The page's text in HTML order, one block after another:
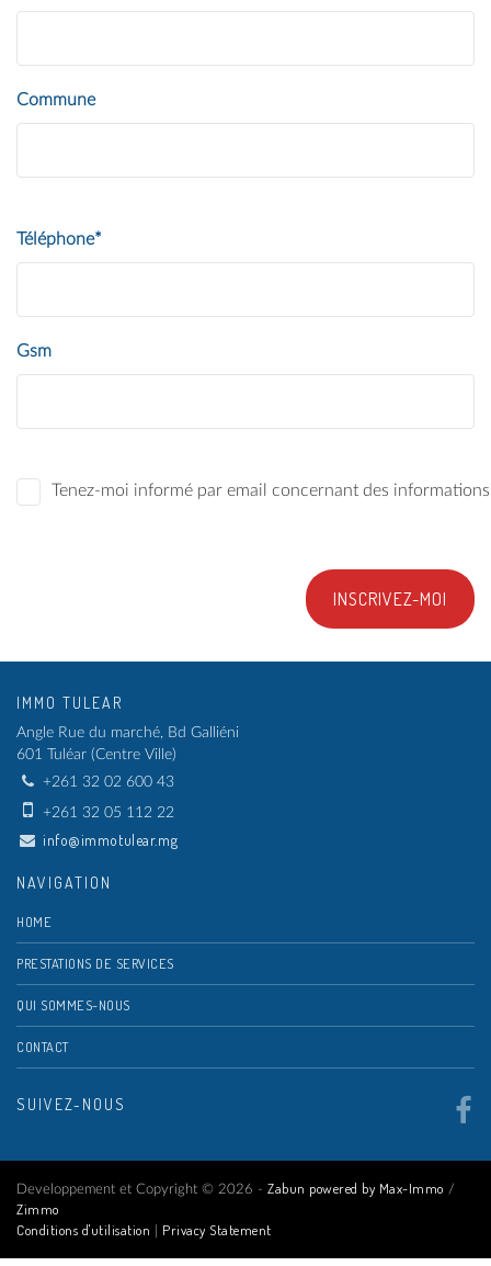
Commune
Téléphone*
Gsm
Tenez-moi informé par email concernant des
INSCRIVEZ-MOI
IMMO TULEAR
Angle Rue du marché, Bd Galliéni
601 Tuléar (Centre Ville)
+261 32 02 600 43
+261 32 05 112 22
info@immotulear.mg
NAVIGATION
HOME
PRESTATIONS DE SERVICES
QUI SOMMES-NOUS
CONTACT
SUIVEZ-NOUS
Developpement et Copyright © 2026 - Zabun powered by Max-Immo /
Zimmo
Conditions d'utilisation
Privacy Statement